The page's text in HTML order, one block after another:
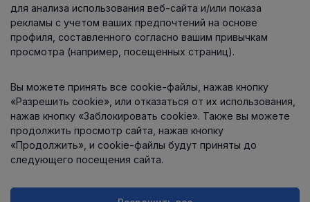
О компании
Информация
Контакты
для анализа использования веб-сайта и/или показа
рекламы с учетом ваших предпочтений на основе
профиля, составленного согласно вашим привычкам
просмотра (например, посещенных страниц).
Вы можете принять все cookie-файлы, нажав кнопку
«Разрешить cookie», или отказаться от их использования,
нажав кнопку «Заблокировать cookie». Также вы можете
продолжить просмотр сайта, нажав кнопку
«Продолжить», и cookie-файлы будут приняты до
следующего посещения сайта.